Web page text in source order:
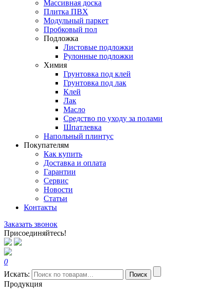
Массивная доска
Плитка ПВХ
Модульный паркет
Пробковый пол
Подложка
Листовые подложки
Рулонные подложки
Химия
Грунтовка под клей
Грунтовка под лак
Клей
Лак
Масло
Средство по уходу за полами
Шпатлевка
Напольный плинтус
Покупателям
Как купить
Доставка и оплата
Гарантии
Сервис
Новости
Статьи
Контакты
Заказать звонок
Присоединяйтесь!
0
Искать:
Поиск
Продукция